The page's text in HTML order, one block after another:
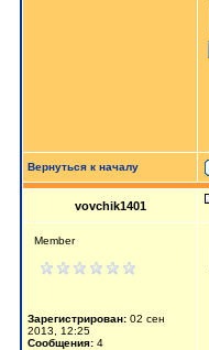
Вернуться к началу
vovchik1401
Member
Зарегистрирован: 02 сен
2013, 12:25
Сообщения: 4